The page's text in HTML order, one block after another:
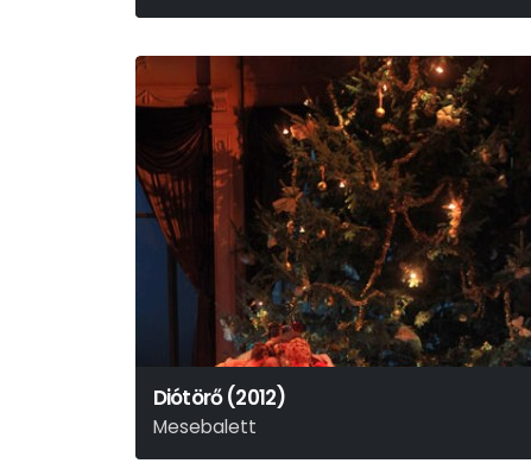
Molière
Diótörő (2012)
Mesebalett
P. I. Csajkovszkij